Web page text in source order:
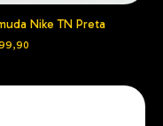
Nike TN Preta